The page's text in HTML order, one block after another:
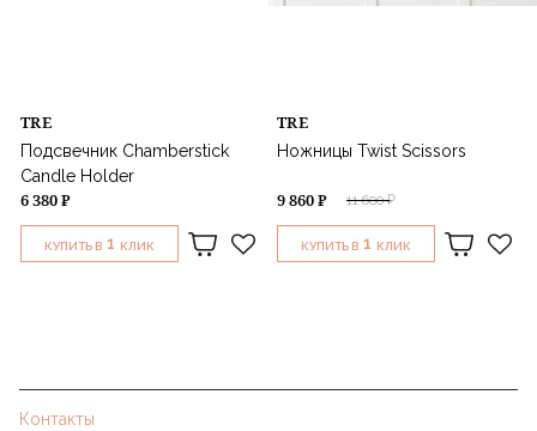
TRE
Подсвечник Chamberstick
Candle Holder
6 380 ₽
КУПИТЬ В 1 КЛИК
TRE
Ножницы Twist Scissors
11 600 ₽
9 860 ₽
КУПИТЬ В 1 КЛИК
Контакты